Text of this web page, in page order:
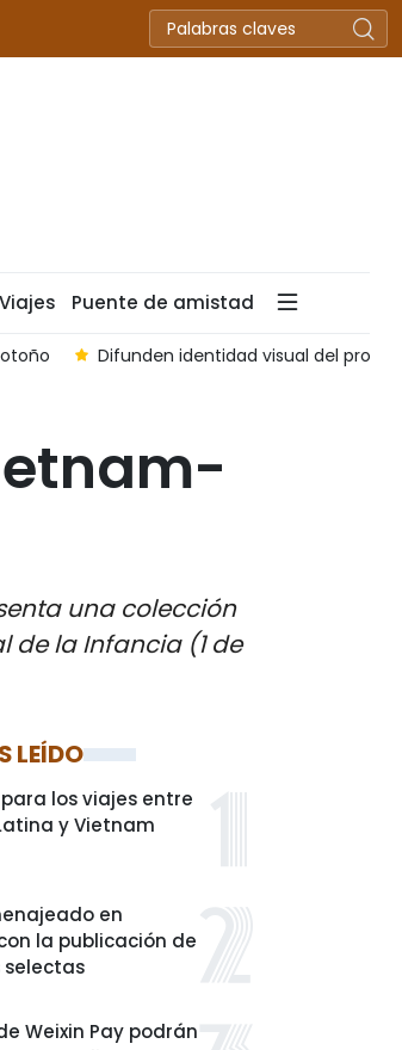
Viajes Puente de amistad
Difunden identidad visual del
una colección
de la Infancia (1 de
LEÍDO
los viajes entre
y Vietnam
en
la publicación de
selectas
Weixin Pay podrán